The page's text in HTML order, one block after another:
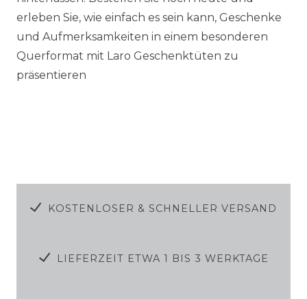
erleben Sie, wie einfach es sein kann, Geschenke
und Aufmerksamkeiten in einem besonderen
Querformat mit Laro Geschenktüten zu
präsentieren
KOSTENLOSER & SCHNELLER VERSAND
LIEFERZEIT ETWA 1 BIS 3 WERKTAGE